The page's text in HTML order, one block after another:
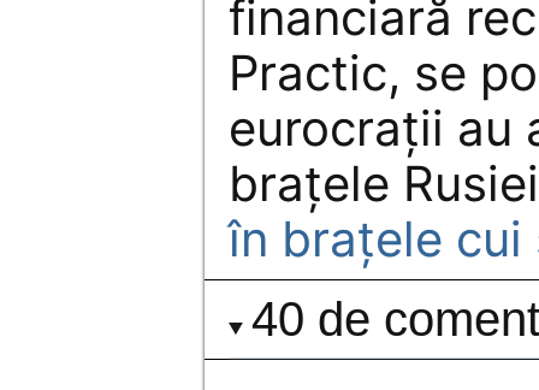
financiară
Practic, se
eurocraţii au
braţele
în braţele cui
40 de